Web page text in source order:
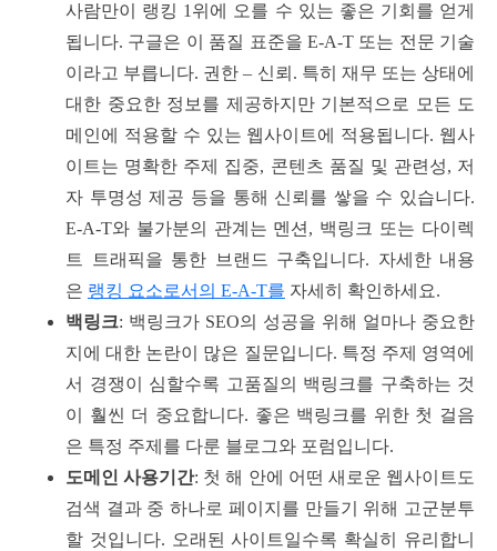
사람만이 랭킹 1위에 오를 수 있는 좋은 기회를 얻게
됩니다. 구글은 이 품질 표준을 E-A-T 또는 전문 기술
이라고 부릅니다. 권한 – 신뢰. 특히 재무 또는 상태에
대한 중요한 정보를 제공하지만 기본적으로 모든 도
메인에 적용할 수 있는 웹사이트에 적용됩니다. 웹사
이트는 명확한 주제 집중, 콘텐츠 품질 및 관련성, 저
자 투명성 제공 등을 통해 신뢰를 쌓을 수 있습니다.
E-A-T와 불가분의 관계는 멘션, 백링크 또는 다이렉
트 트래픽을 통한 브랜드 구축입니다. 자세한 내용
은 랭킹 요소로서의 E-A-T를 자세히 확인하세요.
백링크: 백링크가 SEO의 성공을 위해 얼마나 중요한
지에 대한 논란이 많은 질문입니다. 특정 주제 영역에
서 경쟁이 심할수록 고품질의 백링크를 구축하는 것
이 훨씬 더 중요합니다. 좋은 백링크를 위한 첫 걸음
은 특정 주제를 다룬 블로그와 포럼입니다.
도메인 사용기간: 첫 해 안에 어떤 새로운 웹사이트도
검색 결과 중 하나로 페이지를 만들기 위해 고군분투
할 것입니다. 오래된 사이트일수록 확실히 유리합니